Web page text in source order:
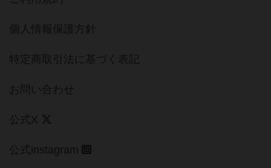
個人情報保護方針
特定商取引法に基づく表記
お問い合わせ
公式X
公式instagram